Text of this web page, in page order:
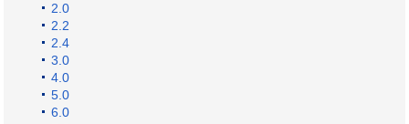
2.0
2.2
2.4
3.0
4.0
5.0
6.0